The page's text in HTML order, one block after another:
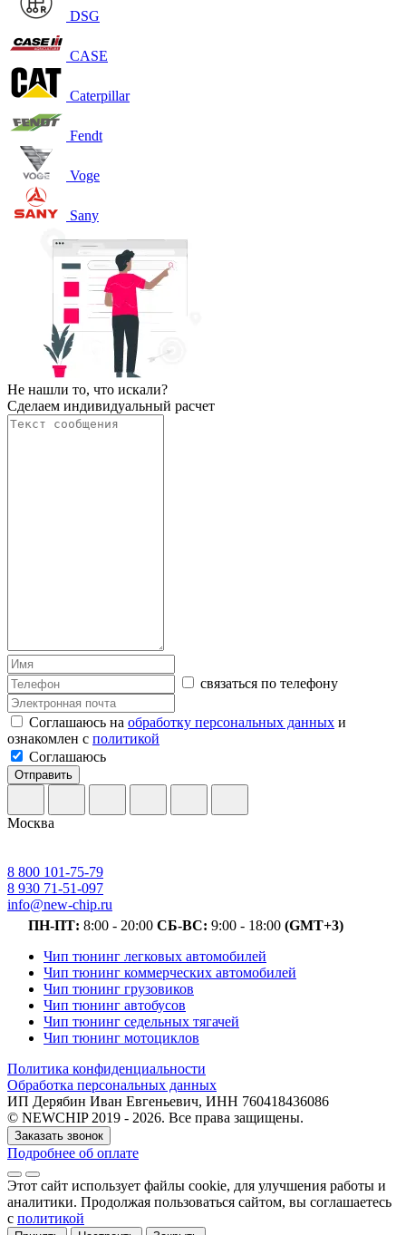
DSG
CASE
Caterpillar
Fendt
Voge
Sany
Не нашли то, что искали?
Сделаем индивидуальный расчет
связаться по телефону
Соглашаюсь на обработку персональных данных и
ознакомлен с политикой
Соглашаюсь
Отправить
Москва
8 800 101-75-79
8 930 71-51-097
info@new-chip.ru
ПН-ПТ: 8:00 - 20:00 СБ-ВС: 9:00 - 18:00 (GMT+3)
Чип тюнинг легковых автомобилей
Чип тюнинг коммерческих автомобилей
Чип тюнинг грузовиков
Чип тюнинг автобусов
Чип тюнинг седельных тягачей
Чип тюнинг мотоциклов
Политика конфиденциальности
Обработка персональных данных
ИП Дерябин Иван Евгеньевич, ИНН 760418436086
© NEWCHIP 2019 - 2026. Все права защищены.
Заказать звонок
Подробнее об оплате
Этот сайт использует файлы cookie, для улучшения работы и
аналитики. Продолжая пользоваться сайтом, вы соглашаетесь
с политикой